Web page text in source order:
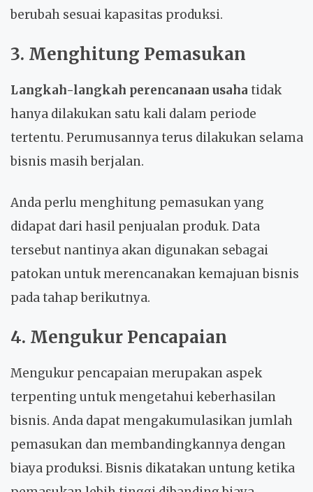
berubah sesuai kapasitas produksi.
3. Menghitung Pemasukan
Langkah-langkah perencanaan usaha tidak
hanya dilakukan satu kali dalam periode
tertentu. Perumusannya terus dilakukan selama
bisnis masih berjalan.
Anda perlu menghitung pemasukan yang
didapat dari hasil penjualan produk. Data
tersebut nantinya akan digunakan sebagai
patokan untuk merencanakan kemajuan bisnis
pada tahap berikutnya.
4. Mengukur Pencapaian
Mengukur pencapaian merupakan aspek
terpenting untuk mengetahui keberhasilan
bisnis. Anda dapat mengakumulasikan jumlah
pemasukan dan membandingkannya dengan
biaya produksi. Bisnis dikatakan untung ketika